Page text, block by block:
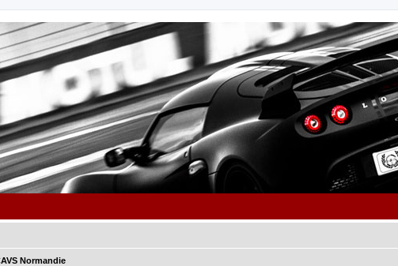
Normandie